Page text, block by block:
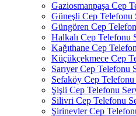
Gaziosmanpaşa Cep
Güneşli Cep Telefonu
Güngören Cep
Halkalı Cep Telefonu
Kağıthane Cep
Küçükçekmece Cep
Sarıyer Cep Telefonu
Sefaköy Cep
Şişli Cep Telefonu
Silivri Cep Telefonu
Şirinevler Cep